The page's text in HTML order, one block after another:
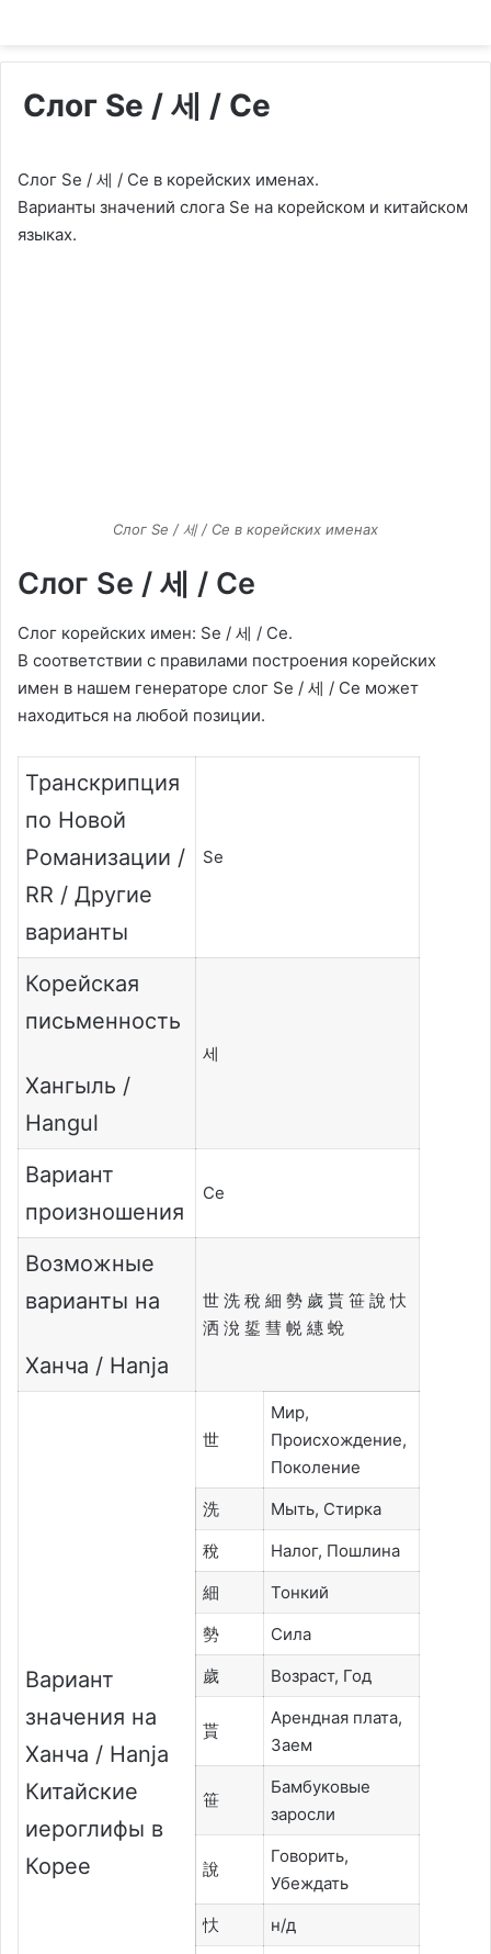
Слог Se / 세 / Се
Слог Se / 세 / Се в корейских именах.
Варианты значений слога Se на корейском и китайском
языках.
Слог Se / 세 / Се в корейских именах
Слог Se / 세 / Се
Слог корейских имен: Se / 세 / Се.
В соответствии с правилами построения корейских
имен в нашем генераторе слог Se / 세 / Се может
находиться на любой позиции.
Транскрипция
по Новой
Романизации /
RR / Другие
варианты
Se
Корейская
письменность
Хангыль /
Hangul
세
Вариант
произношения
Се
Возможные
варианты на
Ханча / Hanja
世 洗 稅 細 勢 歲 貰 笹 說 忕
洒 涗 銴 彗 帨 繐 蛻
Вариант
значения на
Ханча / Hanja
Китайские
иероглифы в
Корее
世
Мир,
Происхождение,
Поколение
洗
Мыть, Стирка
稅
Налог, Пошлина
細
Тонкий
勢
Сила
歲
Возраст, Год
貰
Арендная плата,
Заем
笹
Бамбуковые
заросли
說
Говорить,
Убеждать
忕
н/д